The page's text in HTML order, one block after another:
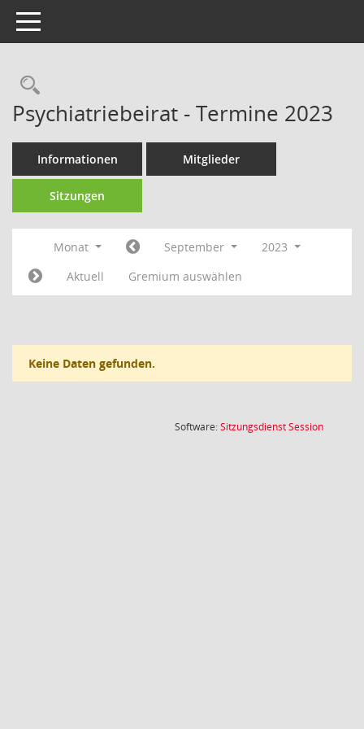
Toggle navigation
Rechercheauswahl
Psychiatriebeirat - Termine 2023
Informationen Mitglieder
Sitzungen
Monat September
2023
Aktuell
Gremium auswählen
Keine Daten gefunden.
Software:SitzungsdienstSession(Wird in